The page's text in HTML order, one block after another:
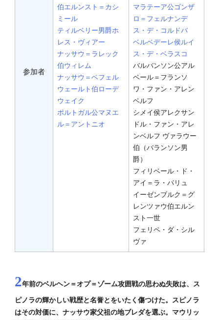
参加者
伯エルンスト＝カシ
ミール
ティルベリー男爵ホ
レス・ヴィアー
ナッサウ＝ラレック
伯ウィレム
ナッサウ＝ベフェル
ウェールト伯ローデ
ウェイク
ポルトガル公マヌエ
ル＝アントニオ
マラテーア公ゴンザ
ロ＝フェルナンデ
ス・デ・コルドバ
ベルベデーレ侯ルイ
ス・デ・ベラスコ
バルバンソン公アル
ベール＝フランソ
ワ・ファン・アレン
ベルフ
シメイ侯アレクサン
ドル・ファン・アレ
ンベルフ ヴァラウー
伯（バランソン男
爵）
フィリベール・ド・
アイ＝ラ・パリュ
イーゼンブルク＝グ
レンツァウ伯エルン
スト一世
フェリペ・ダ・シル
ヴァ
2年前のベルヘン＝オプ＝ゾーム攻囲戦の思わぬ失敗は、ス
ピノラの輝かしい戦歴と名誉とをいたく傷つけた。スピノラ
はその対価に、ナッサウ家父祖の地ブレダを選ぶ。マウリッ